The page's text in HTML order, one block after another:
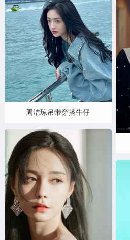
周洁琼吊带穿搭牛仔